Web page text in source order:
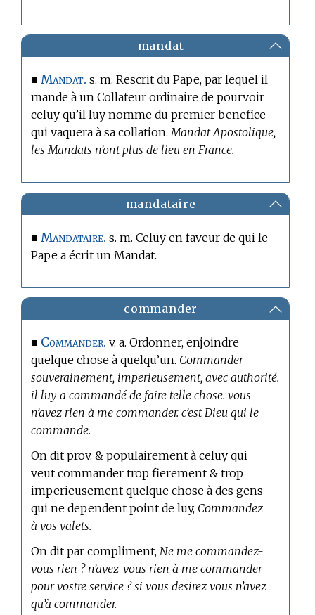
mandat
■ Mandat. s. m. Rescrit du Pape, par lequel il
mande à un Collateur ordinaire de pourvoir
celuy qu’il luy nomme du premier benefice
qui vaquera à sa collation. Mandat Apostolique,
les Mandats n’ont plus de lieu en France.
mandataire
■ Mandataire. s. m. Celuy en faveur de qui le
Pape a écrit un Mandat.
commander
■ Commander. v. a. Ordonner, enjoindre
quelque chose à quelqu’un. Commander
souverainement, imperieusement, avec authorité.
il luy a commandé de faire telle chose. vous
n’avez rien à me commander. c’est Dieu qui le
commande.
On dit prov. & populairement à celuy qui
veut commander trop fierement & trop
imperieusement quelque chose à des gens
qui ne dependent point de luy, Commandez
à vos valets.
On dit par compliment, Ne me commandez-
vous rien ? n’avez-vous rien à me commander
pour vostre service ? si vous desirez vous n’avez
qu’à commander.